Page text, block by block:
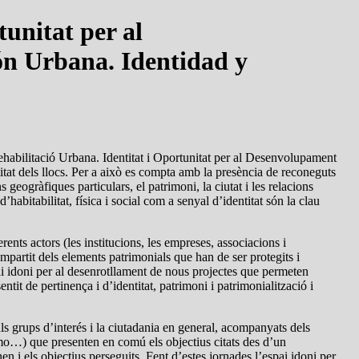
per al
Urbana. Identidad y
Urbana. Identitat i Oportunitat per al Desenvolupament
dels llocs. Per a això es compta amb la presència de reconeguts
geogràfiques particulars, el patrimoni, la ciutat i les relacions
física i social com a senyal d’identitat són la clau
actors (les institucions, les empreses, associacions i
dels elements patrimonials que han de ser protegits i
per al desenrotllament de nous projectes que permeten
de pertinença i d’identitat, patrimoni i patrimonialització i
grups d’interés i la ciutadania en general, acompanyats dels
que presenten en comú els objectius citats des d’un
els objectius perseguits. Fent d’estes jornades l’espai idoni per